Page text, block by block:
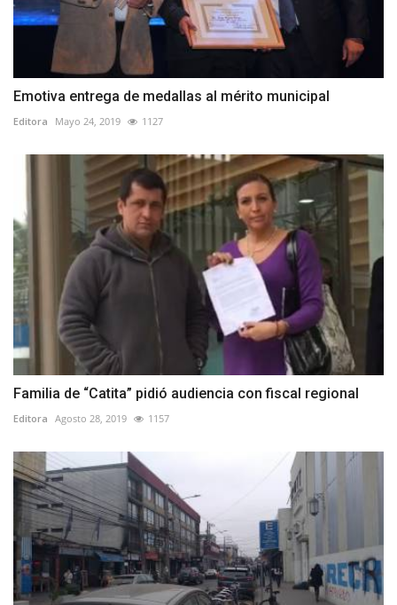
Emotiva entrega de medallas al mérito municipal
Editora Mayo 24, 2019 1127
Familia de “Catita” pidió audiencia con fiscal regional
Editora Agosto 28, 2019 1157